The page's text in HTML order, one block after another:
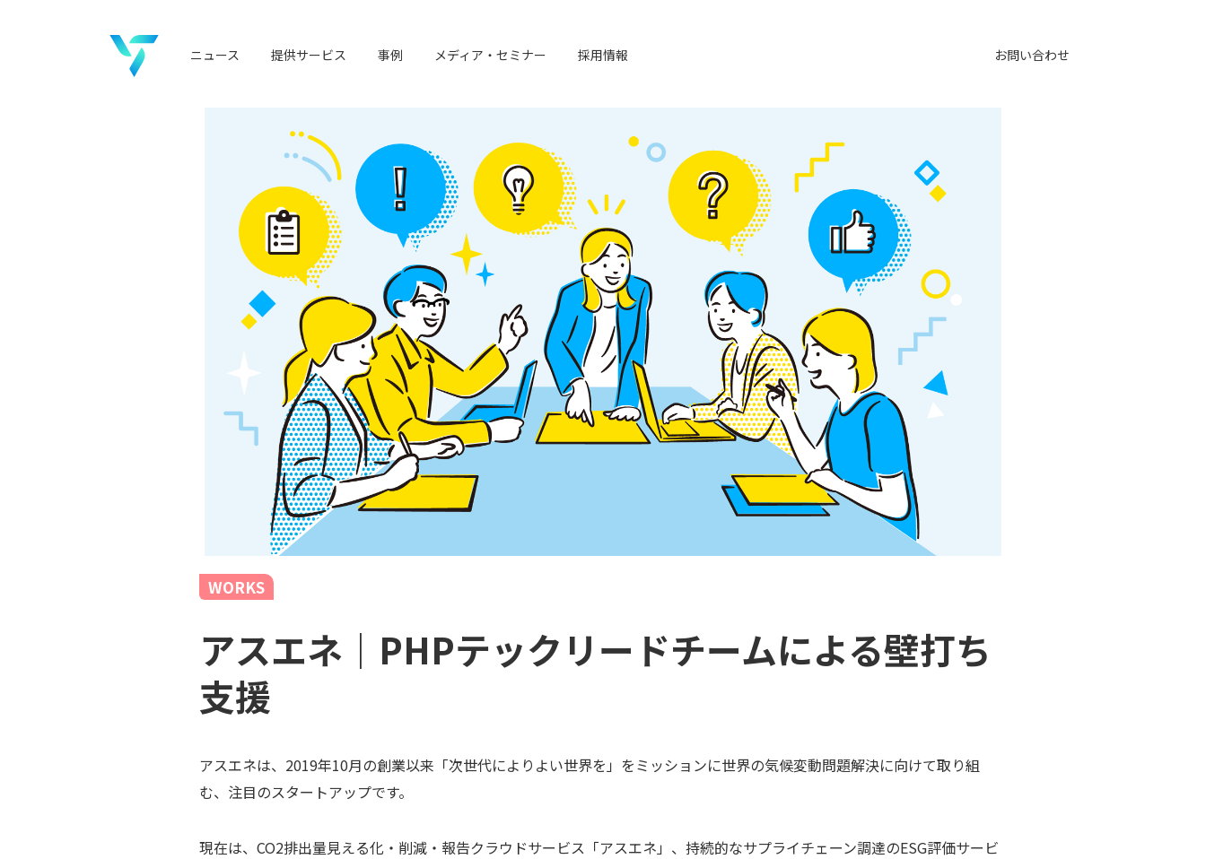
ニュース 提供サービス 事例 メディア・セミナー 採用情報 お問い合わせ
WORKS
アスエネ｜PHPテックリードチームによる壁打ち
⽀援
アスエネは、2019年10月の創業以来「次世代によりよい世界を」をミッションに世界の気候変動問題解決に向けて取り組
む、注目のスタートアップです。
現在は、CO2排出量見える化・削減・報告クラウドサービス「アスエネ」、持続的なサプライチェーン調達のESG評価サービ